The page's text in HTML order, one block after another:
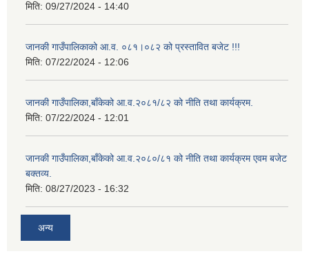
मिति: 09/27/2024 - 14:40
जानकी गाउँपालिकाको आ.व. ०८१।०८२ को प्रस्तावित बजेट !!!
मिति: 07/22/2024 - 12:06
जानकी गाउँपालिका,बाँकेको आ.व.२०८१/८२ को नीति तथा कार्यक्रम.
मिति: 07/22/2024 - 12:01
जानकी गाउँपालिका,बाँकेको आ.व.२०८०/८१ को नीति तथा कार्यक्रम एवम बजेट
बक्तव्य.
मिति: 08/27/2023 - 16:32
अन्य